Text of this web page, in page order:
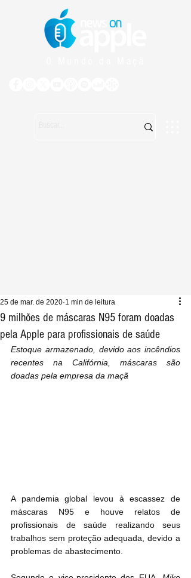
9 milhões de máscaras N95 foram doadas
pela Apple para profissionais de saúde
25 de mar. de 2020 1 min de leitura
Estoque armazenado, devido aos incêndios
recentes na Califórnia, máscaras são
doadas pela empresa da maçã
A pandemia global levou à escassez de
máscaras N95 e houve relatos de
profissionais de saúde realizando seus
trabalhos sem proteção adequada, devido a
problemas de abastecimento.